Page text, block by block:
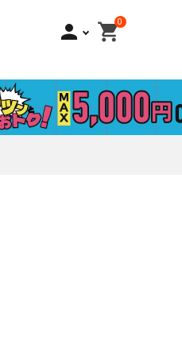
person 0
shopping_cart